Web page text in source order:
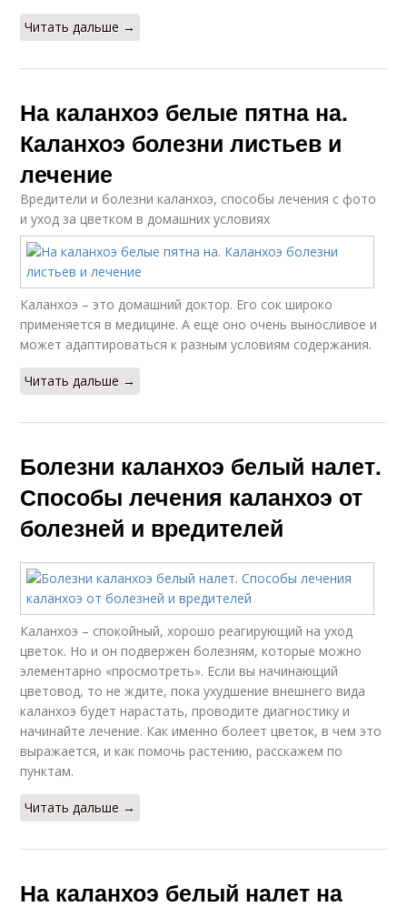
Читать дальше →
На каланхоэ белые пятна на.
Каланхоэ болезни листьев и
лечение
Вредители и болезни каланхоэ, способы лечения с фото
и уход за цветком в домашних условиях
Каланхоэ – это домашний доктор. Его сок широко
применяется в медицине. А еще оно очень выносливое и
может адаптироваться к разным условиям содержания.
Читать дальше →
Болезни каланхоэ белый налет.
Способы лечения каланхоэ от
болезней и вредителей
Каланхоэ – спокойный, хорошо реагирующий на уход
цветок. Но и он подвержен болезням, которые можно
элементарно «просмотреть». Если вы начинающий
цветовод, то не ждите, пока ухудшение внешнего вида
каланхоэ будет нарастать, проводите диагностику и
начинайте лечение. Как именно болеет цветок, в чем это
выражается, и как помочь растению, расскажем по
пунктам.
Читать дальше →
На каланхоэ белый налет на